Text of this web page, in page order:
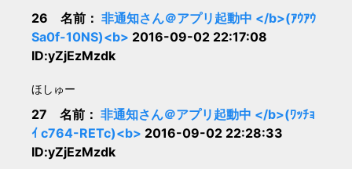
26 名前： 非通知さん＠アプリ起動中 </b>(ｱｳｱｳ
Sa0f-10NS)<b> 2016-09-02 22:17:08
ID:yZjEzMzdk
ほしゅー
27 名前： 非通知さん＠アプリ起動中 </b>(ﾜｯﾁｮ
ｲ c764-RETc)<b> 2016-09-02 22:28:33
ID:yZjEzMzdk